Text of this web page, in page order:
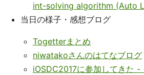
int-solving algorithm (Auto
当日の様子・感想ブログ
Togetterまとめ
niwatakoさんのはてなブログ
iOSDC2017に参加してきた -